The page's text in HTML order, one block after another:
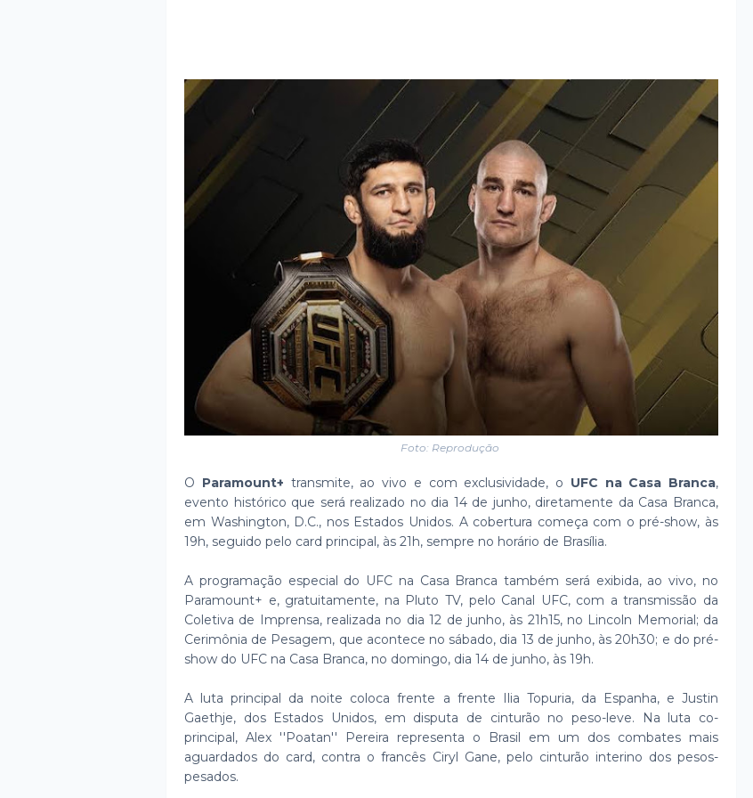
Foto: Reprodução
O Paramount+ transmite, ao vivo e com exclusividade, o UFC na Casa Branca,
evento histórico que será realizado no dia 14 de junho, diretamente da Casa Branca,
em Washington, D.C., nos Estados Unidos. A cobertura começa com o pré-show, às
19h, seguido pelo card principal, às 21h, sempre no horário de Brasília.
A programação especial do UFC na Casa Branca também será exibida, ao vivo, no
Paramount+ e, gratuitamente, na Pluto TV, pelo Canal UFC, com a transmissão da
Coletiva de Imprensa, realizada no dia 12 de junho, às 21h15, no Lincoln Memorial; da
Cerimônia de Pesagem, que acontece no sábado, dia 13 de junho, às 20h30; e do pré-
show do UFC na Casa Branca, no domingo, dia 14 de junho, às 19h.
A luta principal da noite coloca frente a frente Ilia Topuria, da Espanha, e Justin
Gaethje, dos Estados Unidos, em disputa de cinturão no peso-leve. Na luta co-
principal, Alex ''Poatan'' Pereira representa o Brasil em um dos combates mais
aguardados do card, contra o francês Ciryl Gane, pelo cinturão interino dos pesos-
pesados.